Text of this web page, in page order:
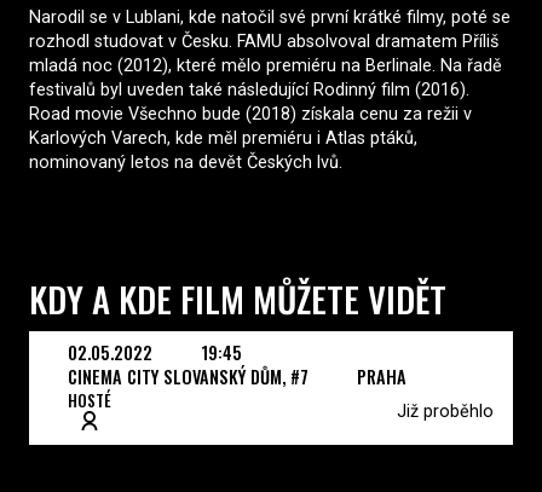
Narodil se v Lublani, kde natočil své první krátké filmy, poté se
rozhodl studovat v Česku. FAMU absolvoval dramatem Příliš
mladá noc (2012), které mělo premiéru na Berlinale. Na řadě
festivalů byl uveden také následující Rodinný film (2016).
Road movie Všechno bude (2018) získala cenu za režii v
Karlových Varech, kde měl premiéru i Atlas ptáků,
nominovaný letos na devět Českých lvů.
KDY A KDE FILM MŮŽETE VIDĚT
02.05.2022
19:45
CINEMA CITY SLOVANSKÝ DŮM, #7
PRAHA
HOSTÉ Již proběhlo